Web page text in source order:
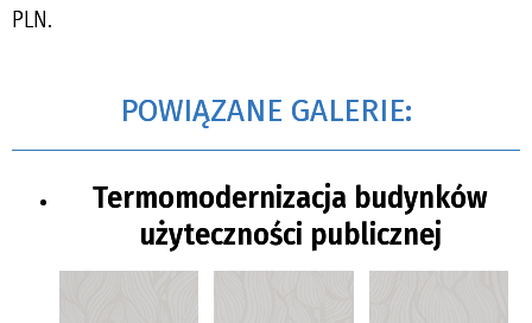
PLN.
POWIĄZANE GALERIE:
Termomodernizacja budynków
użyteczności publicznej